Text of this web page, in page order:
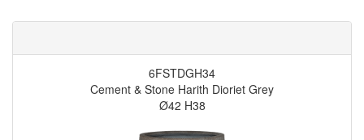
6FSTDGH34
Cement & Stone Harith Dioriet Grey
Ø42 H38